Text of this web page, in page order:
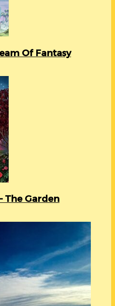
Of Fantasy
The Garden